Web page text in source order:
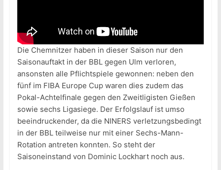
Die Chemnitzer haben in dieser Saison nur den
Saisonauftakt in der BBL gegen Ulm verloren,
ansonsten alle Pflichtspiele gewonnen: neben den
fünf im FIBA Europe Cup waren dies zudem das
Pokal-Achtelfinale gegen den Zweitligisten Gießen
sowie sechs Ligasiege. Der Erfolgslauf ist umso
beeindruckender, da die NINERS verletzungsbedingt
in der BBL teilweise nur mit einer Sechs-Mann-
Rotation antreten konnten. So steht der
Saisoneinstand von Dominic Lockhart noch aus.